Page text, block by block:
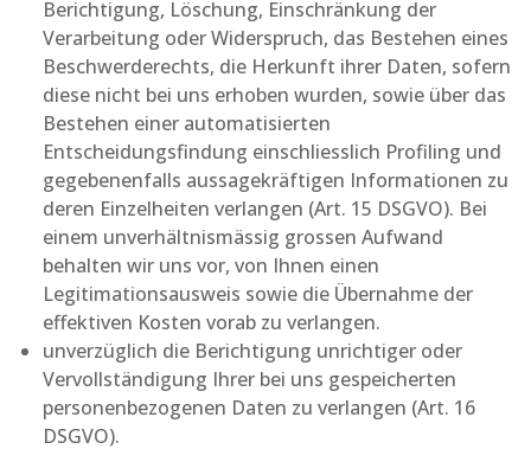
Berichtigung, Löschung, Einschränkung der
Verarbeitung oder Widerspruch, das Bestehen eines
Beschwerderechts, die Herkunft ihrer Daten, sofern
diese nicht bei uns erhoben wurden, sowie über das
Bestehen einer automatisierten
Entscheidungsfindung einschliesslich Profiling und
gegebenenfalls aussagekräftigen Informationen zu
deren Einzelheiten verlangen (Art. 15 DSGVO). Bei
einem unverhältnismässig grossen Aufwand
behalten wir uns vor, von Ihnen einen
Legitimationsausweis sowie die Übernahme der
effektiven Kosten vorab zu verlangen.
unverzüglich die Berichtigung unrichtiger oder
Vervollständigung Ihrer bei uns gespeicherten
personenbezogenen Daten zu verlangen (Art. 16
DSGVO).